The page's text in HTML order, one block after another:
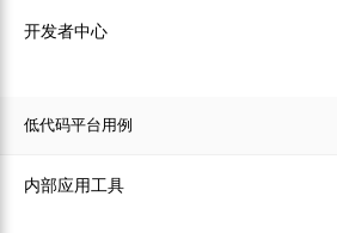
开发者中心
低代码平台用例
内部应用工具